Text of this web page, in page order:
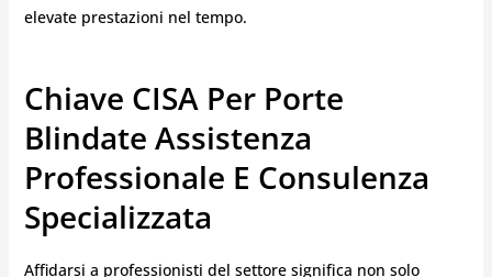
elevate prestazioni nel tempo.
Chiave CISA Per Porte
Blindate Assistenza
Professionale E Consulenza
Specializzata
Affidarsi a professionisti del settore significa non solo